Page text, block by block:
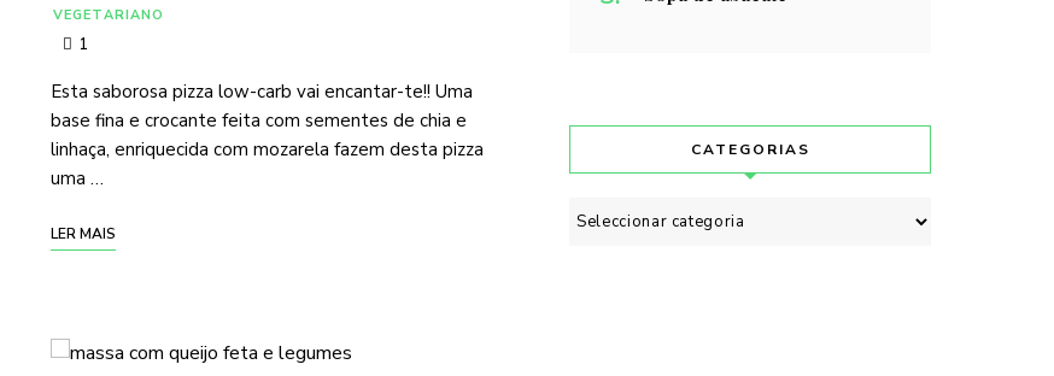
VEGETARIANO
1
Esta saborosa pizza low-carb vai encantar-te!! Uma
base fina e crocante feita com sementes de chia e
linhaça, enriquecida com mozarela fazem desta pizza
uma …
LER MAIS
CATEGORIAS
Categorias